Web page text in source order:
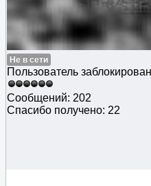
Не в сети
Пользователь заблокирован
Сообщений: 202
Спасибо получено: 22